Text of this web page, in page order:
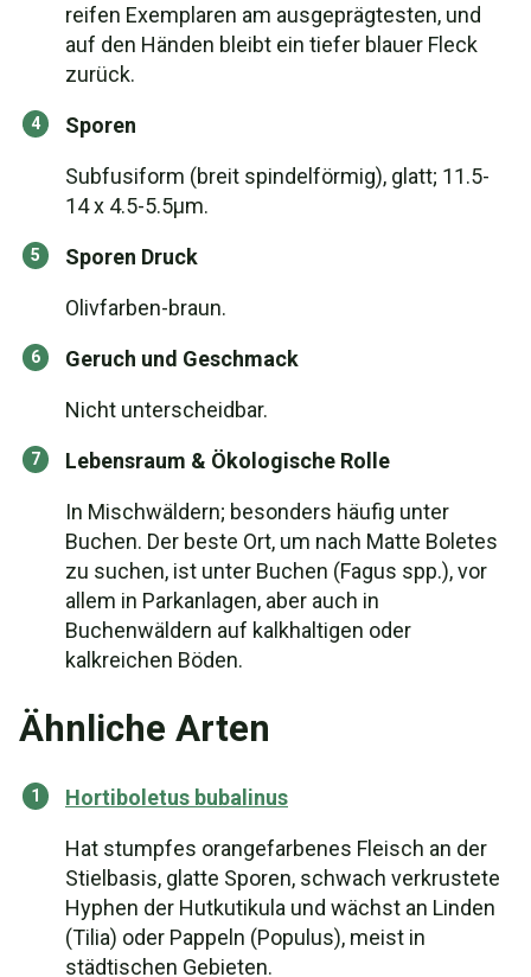
reifen Exemplaren am ausgeprägtesten, und
auf den Händen bleibt ein tiefer blauer Fleck
zurück.
Sporen
Subfusiform (breit spindelförmig), glatt; 11.5-
14 x 4.5-5.5µm.
Sporen Druck
Olivfarben-braun.
Geruch und Geschmack
Nicht unterscheidbar.
Lebensraum & Ökologische Rolle
In Mischwäldern; besonders häufig unter
Buchen. Der beste Ort, um nach Matte Boletes
zu suchen, ist unter Buchen (Fagus spp.), vor
allem in Parkanlagen, aber auch in
Buchenwäldern auf kalkhaltigen oder
kalkreichen Böden.
Ähnliche Arten
Hortiboletus bubalinus
Hat stumpfes orangefarbenes Fleisch an der
Stielbasis, glatte Sporen, schwach verkrustete
Hyphen der Hutkutikula und wächst an Linden
(Tilia) oder Pappeln (Populus), meist in
städtischen Gebieten.